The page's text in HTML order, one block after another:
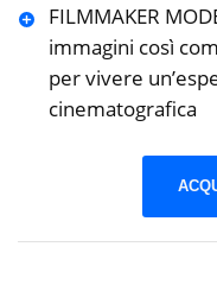
FILMMAKER
immagini così
per vivere
cinematografica